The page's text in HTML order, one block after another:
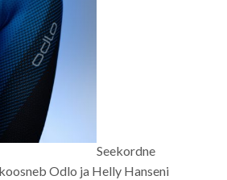
Seekordne
Odlo ja Helly Hanseni